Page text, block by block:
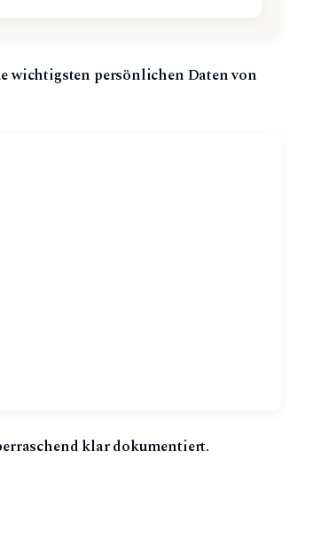
wichtigsten persönlichen Daten von
klar dokumentiert.